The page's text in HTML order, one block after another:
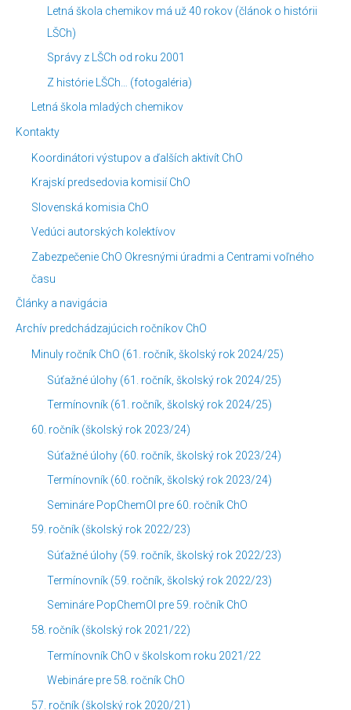
Letná škola chemikov má už 40 rokov (článok o histórii
LŠCh)
Správy z LŠCh od roku 2001
Z histórie LŠCh… (fotogaléria)
Letná škola mladých chemikov
Kontakty
Koordinátori výstupov a ďalších aktivít ChO
Krajskí predsedovia komisií ChO
Slovenská komisia ChO
Vedúci autorských kolektívov
Zabezpečenie ChO Okresnými úradmi a Centrami voľného
času
Články a navigácia
Archív predchádzajúcich ročníkov ChO
Minuly ročník ChO (61. ročník, školský rok 2024/25)
Súťažné úlohy (61. ročník, školský rok 2024/25)
Termínovník (61. ročník, školský rok 2024/25)
60. ročník (školský rok 2023/24)
Súťažné úlohy (60. ročník, školský rok 2023/24)
Termínovník (60. ročník, školský rok 2023/24)
Semináre PopChemOl pre 60. ročník ChO
59. ročník (školský rok 2022/23)
Súťažné úlohy (59. ročník, školský rok 2022/23)
Termínovník (59. ročník, školský rok 2022/23)
Semináre PopChemOl pre 59. ročník ChO
58. ročník (školský rok 2021/22)
Termínovník ChO v školskom roku 2021/22
Webináre pre 58. ročník ChO
57. ročník (školský rok 2020/21)